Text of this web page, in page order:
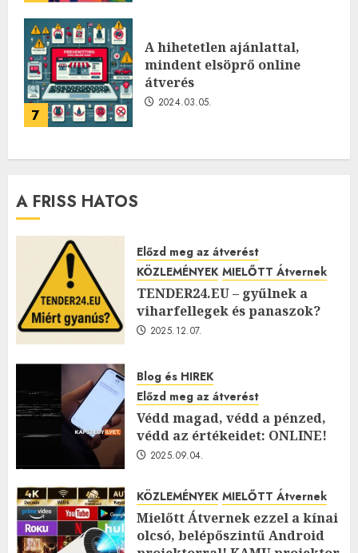
7
A hihetetlen ajánlattal,
mindent elsöprő online
átverés
2024.03.05.
A FRISS HATOS
Előzd meg az átverést
KÖZLEMÉNYEK MIELŐTT Átvernek
TENDER24.EU – gyűlnek a
viharfellegek és panaszok?
2025.12.07.
Blog és HIREK
Előzd meg az átverést
Védd magad, védd a pénzed,
védd az értékeidet: ONLINE!
2025.09.04.
KÖZLEMÉNYEK MIELŐTT Átvernek
Mielőtt Átvernek ezzel a kínai
olcsó, belépőszintű Android